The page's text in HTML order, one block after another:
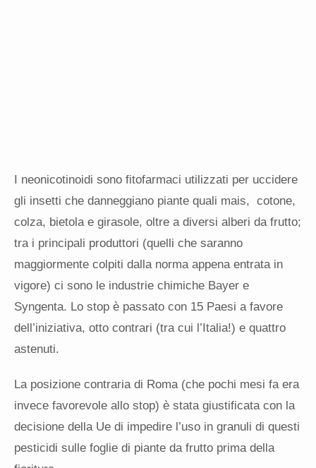
I neonicotinoidi sono fitofarmaci utilizzati per uccidere
gli insetti che danneggiano piante quali mais, cotone,
colza, bietola e girasole, oltre a diversi alberi da frutto;
tra i principali produttori (quelli che saranno
maggiormente colpiti dalla norma appena entrata in
vigore) ci sono le industrie chimiche Bayer e
Syngenta. Lo stop è passato con 15 Paesi a favore
dell’iniziativa, otto contrari (tra cui l’Italia!) e quattro
astenuti.
La posizione contraria di Roma (che pochi mesi fa era
invece favorevole allo stop) è stata giustificata con la
decisione della Ue di impedire l’uso in granuli di questi
pesticidi sulle foglie di piante da frutto prima della